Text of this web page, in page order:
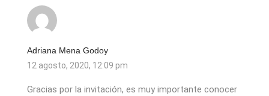
Adriana Mena Godoy
12 agosto, 2020, 12:09 pm
Gracias por la invitación, es muy importante conocer